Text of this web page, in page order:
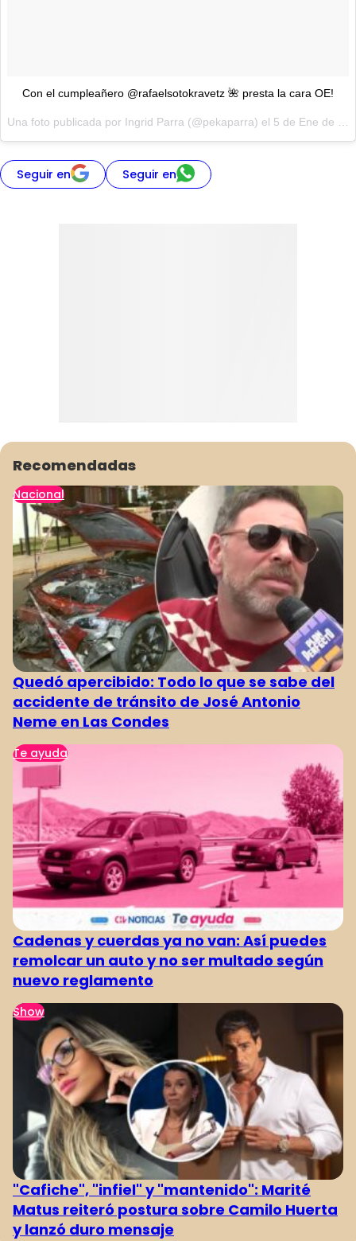
Con el cumpleañero @rafaelsotokravetz 🌺 presta la cara OE!
Seguir en Seguir en
Recomendadas
Nacional
Quedó apercibido: Todo lo que se sabe del
accidente de tránsito de José Antonio
Neme en Las Condes
Te ayuda
Cadenas y cuerdas ya no van: Así puedes
remolcar un auto y no ser multado según
nuevo reglamento
Show
"Cafiche", "infiel" y "mantenido": Marité
Matus reiteró postura sobre Camilo Huerta
y lanzó duro mensaje